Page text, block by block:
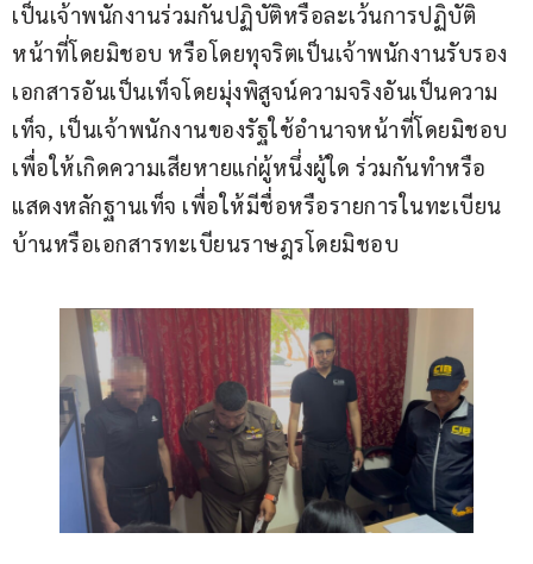
เป็นเจ้าพนักงานร่วมกันปฏิบัติหรือละเว้นการปฏิบัติ
หน้าที่โดยมิชอบ หรือโดยทุจริตเป็นเจ้าพนักงานรับรอง
เอกสารอันเป็นเท็จโดยมุ่งพิสูจน์ความจริงอันเป็นความ
เท็จ, เป็นเจ้าพนักงานของรัฐใช้อำนาจหน้าที่โดยมิชอบ
เพื่อให้เกิดความเสียหายแก่ผู้หนึ่งผู้ใด ร่วมกันทำหรือ
แสดงหลักฐานเท็จ เพื่อให้มีชื่อหรือรายการในทะเบียน
บ้านหรือเอกสารทะเบียนราษฎรโดยมิชอบ